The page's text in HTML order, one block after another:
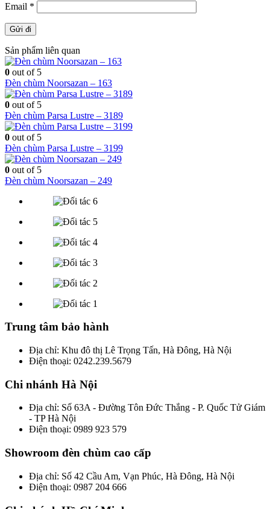
Email *
Sản phẩm liên quan
0 out of 5
Đèn chùm Noorsazan – 163
0 out of 5
Đèn chùm Parsa Lustre – 3189
0 out of 5
Đèn chùm Parsa Lustre – 3199
0 out of 5
Đèn chùm Noorsazan – 249
Trung tâm bảo hành
Địa chỉ: Khu đô thị Lê Trọng Tấn, Hà Đông, Hà Nội
Điện thoại: 0242.239.5679
Chi nhánh Hà Nội
Địa chỉ: Số 63A - Đường Tôn Đức Thắng - P. Quốc Tử Giám
- TP Hà Nội
Điện thoại: 0989 923 579
Showroom đèn chùm cao cấp
Địa chỉ: Số 42 Cầu Am, Vạn Phúc, Hà Đông, Hà Nội
Điện thoại: 0987 204 666